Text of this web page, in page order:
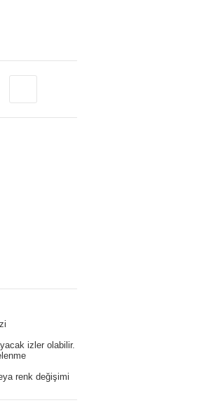
izler olabilir.
renk değişimi